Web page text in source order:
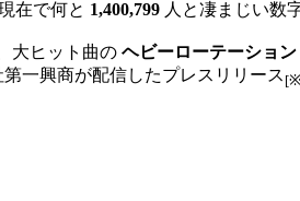
在で何と 1,400,799 人と凄まじい数
大ヒット曲の ヘビーローテーション
一興商が配信したプレスリリース